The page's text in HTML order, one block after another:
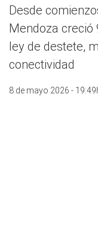
Desde
Mendoza creció
ley de destete,
conectividad
8 de mayo 2026 -